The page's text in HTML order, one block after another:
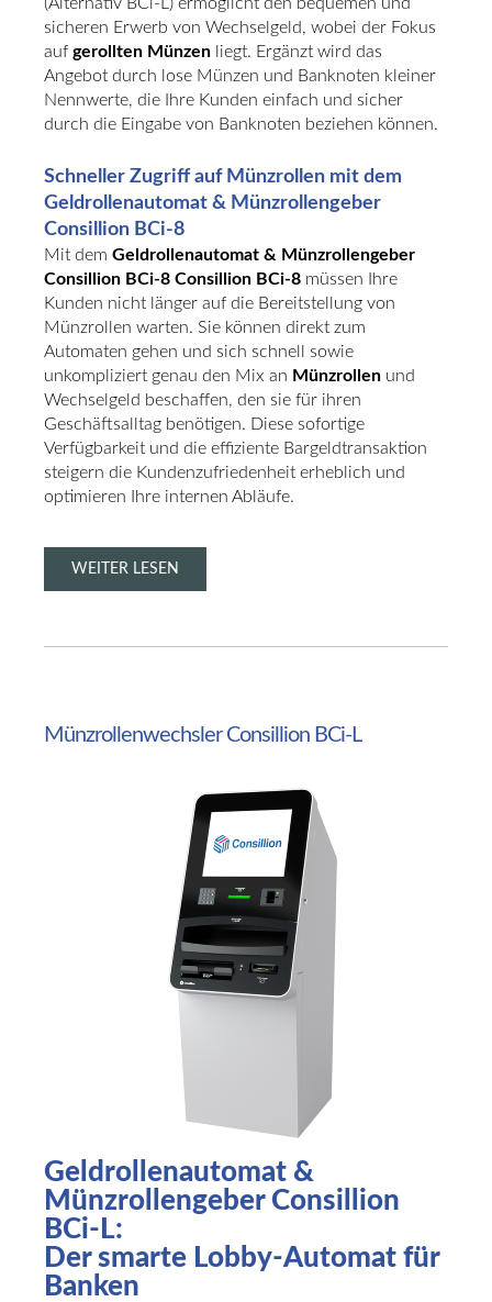
sicheren Erwerb von Wechselgeld, wobei der Fokus
auf gerollten Münzen liegt. Ergänzt wird das
Angebot durch lose Münzen und Banknoten kleiner
Nennwerte, die Ihre Kunden einfach und sicher
durch die Eingabe von Banknoten beziehen können.
Schneller Zugriff auf Münzrollen mit dem
Geldrollenautomat & Münzrollengeber
Consillion BCi-8
Mit dem Geldrollenautomat & Münzrollengeber
Consillion BCi-8 Consillion BCi-8 müssen Ihre
Kunden nicht länger auf die Bereitstellung von
Münzrollen warten. Sie können direkt zum
Automaten gehen und sich schnell sowie
unkompliziert genau den Mix an Münzrollen und
Wechselgeld beschaffen, den sie für ihren
Geschäftsalltag benötigen. Diese sofortige
Verfügbarkeit und die effiziente Bargeldtransaktion
steigern die Kundenzufriedenheit erheblich und
optimieren Ihre internen Abläufe.
WEITER LESEN
Münzrollenwechsler Consillion BCi-L
Geldrollenautomat &
Münzrollengeber Consillion
BCi-L:
Der smarte Lobby-Automat für
Banken